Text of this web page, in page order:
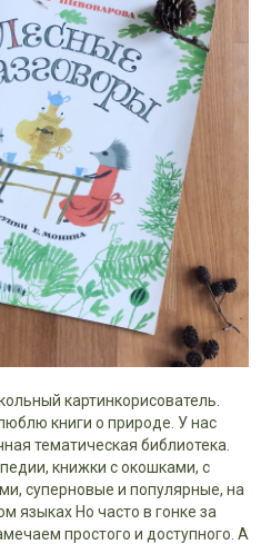
картинкорисователь.
книги о природе. У нас
тематическая библиотека.
книжки с окошками, с
суперновые и популярные, на
языках Но часто в гонке за
простого и доступного. А